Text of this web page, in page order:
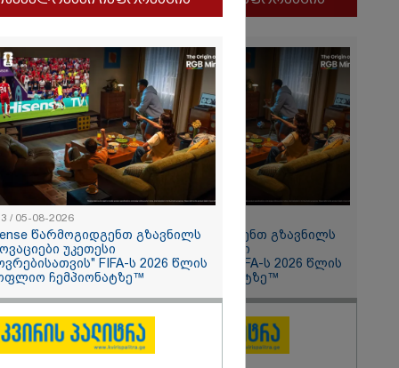
და
მათ
-
ორსული
Hisense წარმოგიდგენთ გზავნილს
"ინოვაციები უკეთესი
ცხოვრებისათვის" FIFA-ს 2026 წლის
მსოფლიო ჩემპიონატზე™
/ 05-08-2026
წარმოგიდგენთ გზავნილს
უკეთესი
FIFA-ს 2026 წლის
ჩემპიონატზე™